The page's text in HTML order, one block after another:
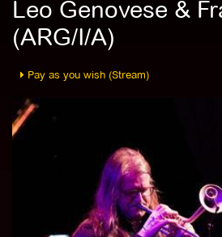
Leo Genovese &
(ARG/I/A)
Pay as you wish (Stream)